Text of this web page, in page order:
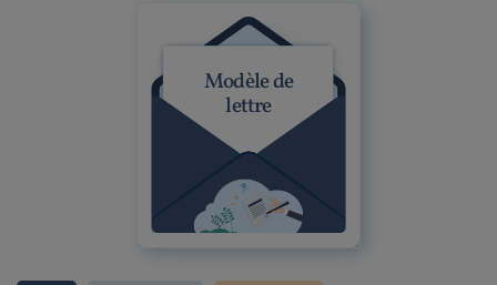
Modèle de
lettre